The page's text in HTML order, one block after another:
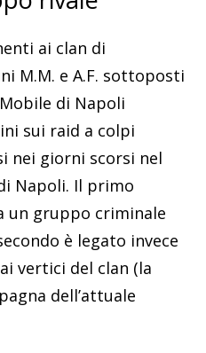
ai clan di
M.M. e A.F. sottoposti
di Napoli
sui raid a colpi
nei giorni scorsi nel
Napoli. Il primo
un gruppo criminale
è legato invece
vertici del clan (la
dell’attuale